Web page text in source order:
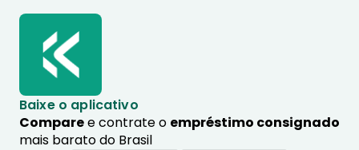
Baixe o aplicativo
Comparee contrate o empréstimo consignado
mais barato do Brasil